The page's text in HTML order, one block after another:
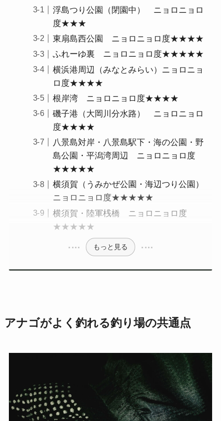
浮島つり公園（閉園中） ニョロニョロ
度★★★
東扇島西公園 ニョロニョロ度★★★★
ふれーゆ裏 ニョロニョロ度★★★★★
横浜港周辺（みなとみらい）ニョロニョ
ロ度★★★★
根岸湾 ニョロニョロ度★★★★
磯子港（大岡川分水路） ニョロニョロ
度★★★★
八景島対岸・八景島駅下・海の公園・野
島公園・平潟湾周辺 ニョロニョロ度
★★★★★
横須賀（うみかぜ公園・海辺つり公園）
ニョロニョロ度★★★★★
横須賀・陸軍桟橋 ニョロニョロ度
★★★★★
もっと見る
アナゴがよく釣れる釣り場の共通点